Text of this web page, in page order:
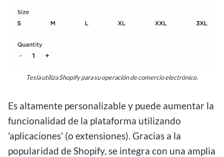
Tesla utiliza Shopify para su operación de comercio electrónico.
Es altamente personalizable y puede aumentar la
funcionalidad de la plataforma utilizando
'aplicaciones' (o extensiones). Gracias a la
popularidad de Shopify, se integra con una amplia